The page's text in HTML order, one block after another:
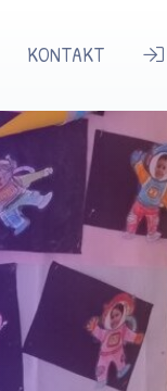
KONTAKT